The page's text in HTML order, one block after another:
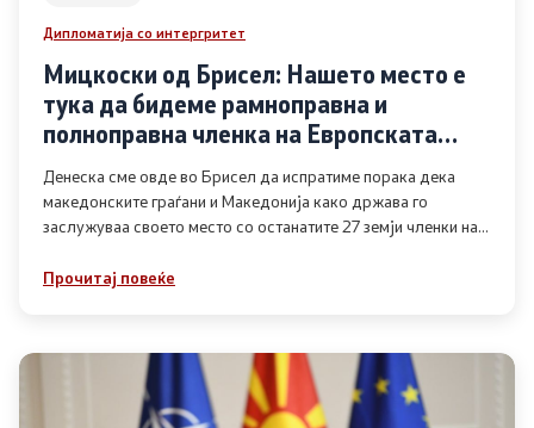
Со еден клик до сите услуги
Дипломатија со интергритет
Мицкоски од Брисел: Нашето место е
тука да бидеме рамноправна и
полноправна членка на Европската
Унија
Денеска сме овде во Брисел да испратиме порака дека
македонските граѓани и Македонија како држава го
заслужуваа своето место со останатите 27 земји членки на
Прочитај повеќе